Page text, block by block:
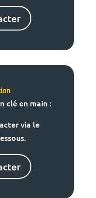
clé en main :
via le